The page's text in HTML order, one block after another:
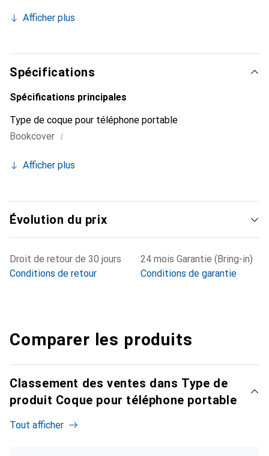
et indispensable pour votre smartphone. Reconnaissable à
marque Noreve est un choix sûr pour une clientèle
exigeante.
Afficher plus
Spécifications
Spécifications principales
Type de coque pour téléphone portable
Bookcover i
Afficher plus
Évolution du prix
Droit de retour de 30 jours
Conditions de retour
24 mois Garantie (Bring-in)
Conditions de garantie
Comparer les produits
Classement des ventes dans Type de
produit Coque pour téléphone portable
Tout afficher